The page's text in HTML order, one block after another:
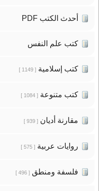
أحدث الكتب PDF
كتب علم النفس
كتب إسلامية[ 1149 ]
كتب متنوعة[ 1084 ]
مقارنة أديان[ 939 ]
روايات عربية[ 575 ]
فلسفة ومنطق[ 496 ]